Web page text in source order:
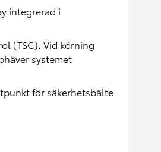
integrerad i
(TSC). Vid körning
systemet
för säkerhetsbälte